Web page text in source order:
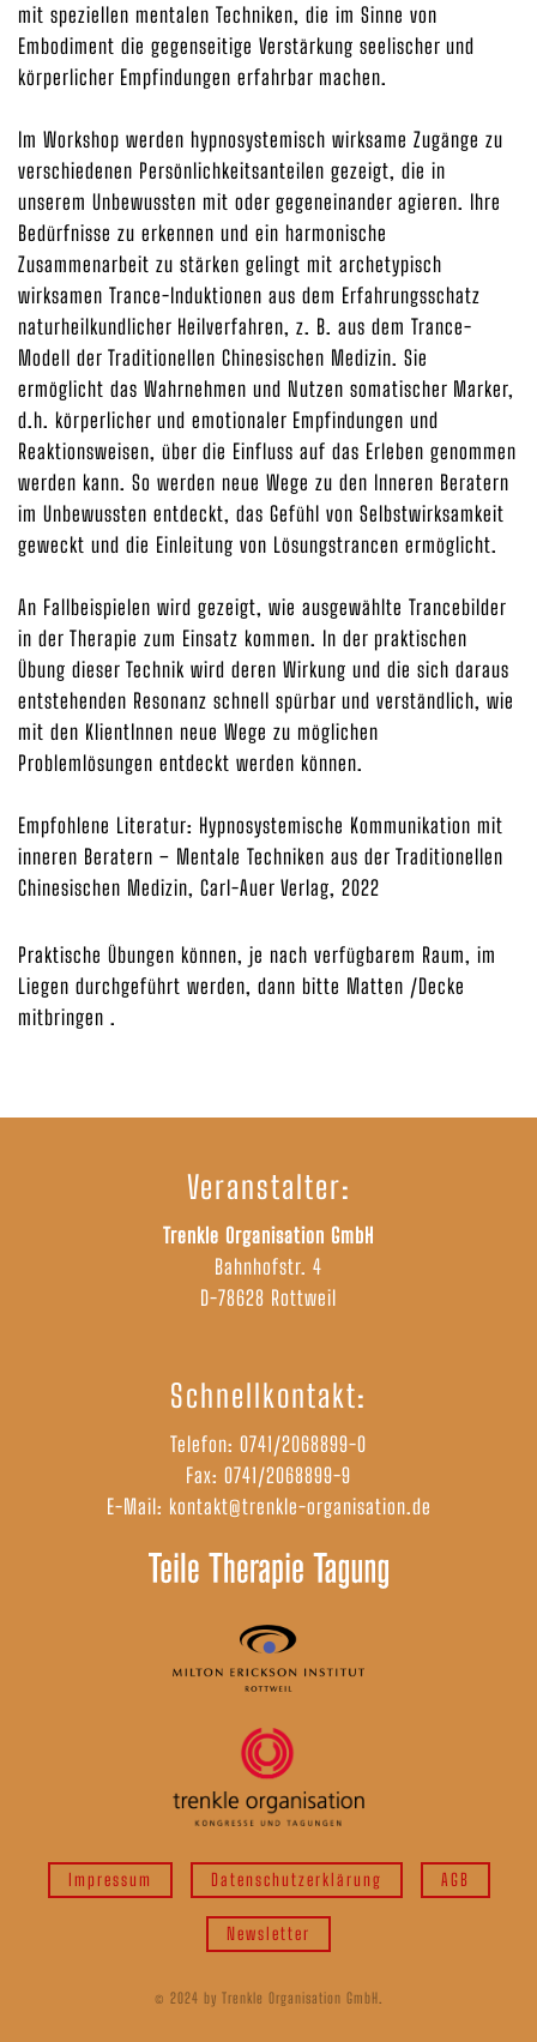
mit speziellen mentalen Techniken, die im Sinne von
Embodiment die gegenseitige Verstärkung seelischer und
körperlicher Empfindungen erfahrbar machen.
Im Workshop werden hypnosystemisch wirksame Zugänge zu
verschiedenen Persönlichkeitsanteilen gezeigt, die in
unserem Unbewussten mit oder gegeneinander agieren. Ihre
Bedürfnisse zu erkennen und ein harmonische
Zusammenarbeit zu stärken gelingt mit archetypisch
wirksamen Trance-Induktionen aus dem Erfahrungsschatz
naturheilkundlicher Heilverfahren, z. B. aus dem Trance-
Modell der Traditionellen Chinesischen Medizin. Sie
ermöglicht das Wahrnehmen und Nutzen somatischer Marker,
d.h. körperlicher und emotionaler Empfindungen und
Reaktionsweisen, über die Einfluss auf das Erleben genommen
werden kann. So werden neue Wege zu den Inneren Beratern
im Unbewussten entdeckt, das Gefühl von Selbstwirksamkeit
geweckt und die Einleitung von Lösungstrancen ermöglicht.
An Fallbeispielen wird gezeigt, wie ausgewählte Trancebilder
in der Therapie zum Einsatz kommen. In der praktischen
Übung dieser Technik wird deren Wirkung und die sich daraus
entstehenden Resonanz schnell spürbar und verständlich, wie
mit den KlientInnen neue Wege zu möglichen
Problemlösungen entdeckt werden können.
Empfohlene Literatur: Hypnosystemische Kommunikation mit
inneren Beratern – Mentale Techniken aus der Traditionellen
Chinesischen Medizin, Carl-Auer Verlag, 2022
Praktische Übungen können, je nach verfügbarem Raum, im
Liegen durchgeführt werden, dann bitte Matten /Decke
mitbringen .
Veranstalter:
Trenkle Organisation GmbH
Bahnhofstr. 4
D-78628 Rottweil
Schnellkontakt:
Telefon: 0741/2068899-0
Fax: 0741/2068899-9
E-Mail: kontakt@trenkle-organisation.de
Impressum Datenschutzerklärung AGB
Newsletter
© 2024 by Trenkle Organisation GmbH.